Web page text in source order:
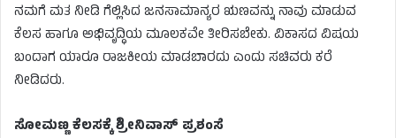
ನಮಗೆ ಮತ ನೀಡಿ ಗೆಲ್ಲಿಸಿದ ಜನಸಾಮಾನ್ಯರ ಋಣವನ್ನು ನಾವು ಮಾಡುವ
ಕೆಲಸ ಹಾಗೂ ಅಭಿವೃದ್ಧಿಯ ಮೂಲಕವೇ ತೀರಿಸಬೇಕು. ವಿಕಾಸದ ವಿಷಯ
ಬಂದಾಗ ಯಾರೂ ರಾಜಕೀಯ ಮಾಡಬಾರದು ಎಂದು ಸಚಿವರು ಕರೆ
ನೀಡಿದರು.
ಸೋಮಣ್ಣ ಕೆಲಸಕ್ಕೆ ಶ್ರೀನಿವಾಸ್ ಪ್ರಶಂಸೆ